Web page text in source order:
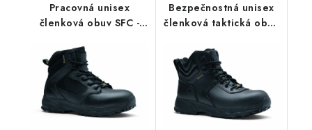
Pracovná unisex
členková obuv SFC -
SRC ESD čierna 62210
Bezpečnostná unisex
členková taktická obuv
HRO WR SRC ESD
čierna 72237